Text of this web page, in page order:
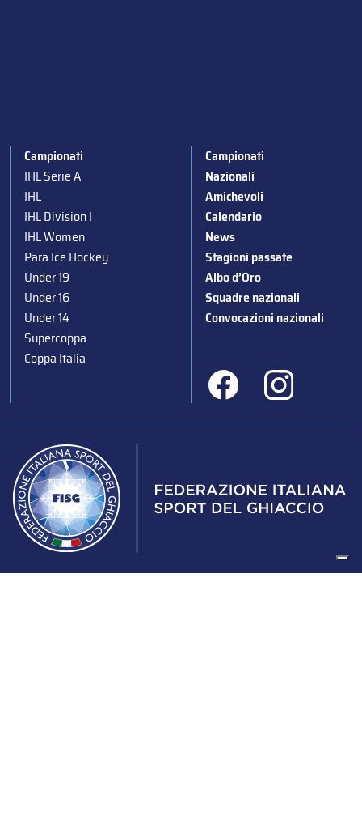
Campionati
IHL Serie A
IHL
IHL Division I
IHL Women
Para Ice Hockey
Under 19
Under 16
Under 14
Supercoppa
Coppa Italia
Campionati
Nazionali
Amichevoli
Calendario
News
Stagioni passate
Albo d’Oro
Squadre nazionali
Convocazioni nazionali